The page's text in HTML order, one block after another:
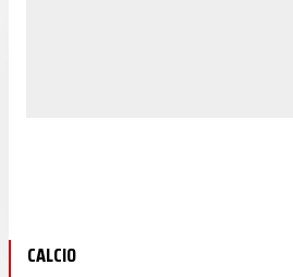
CALCIO